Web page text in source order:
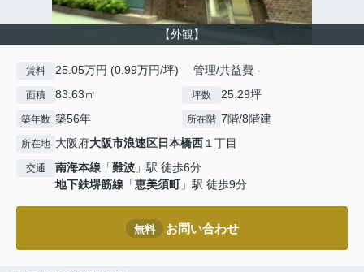
【外観】
賃料 25.05万円 (0.99万円/坪) 管理/共益費 -
面積 83.63㎡ 坪数 25.29坪
築年数 築56年 所在階 7階/8階建
所在地 大阪府大阪市浪速区日本橋西１丁目
交通 南海本線 「難波 」駅 徒歩6分
地下鉄堺筋線 「恵美須町」駅 徒歩9分
無料 お問い合わせ